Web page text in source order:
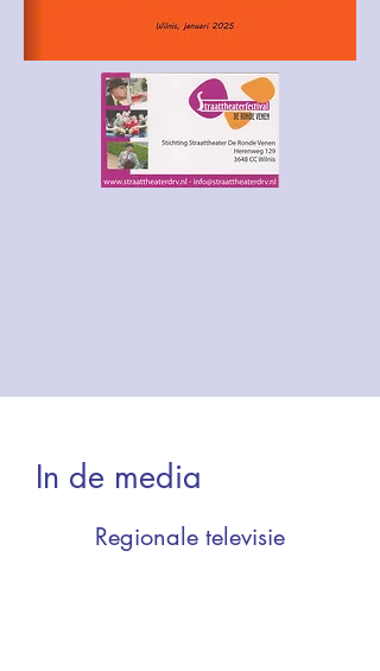
In de media
Regionale televisie